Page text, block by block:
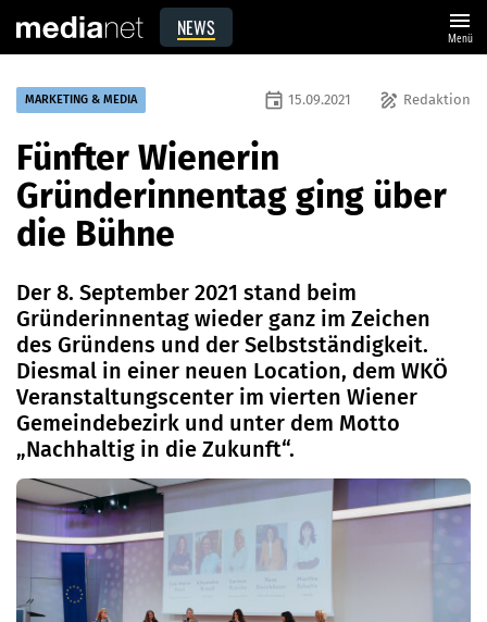
NEWS menu
Menü
MARKETING & MEDIA draw Redaktion
event 15.09.2021
Fünfter Wienerin
Gründerinnentag ging über
die Bühne
Der 8. September 2021 stand beim
Gründerinnentag wieder ganz im Zeichen
des Gründens und der Selbstständigkeit.
Diesmal in einer neuen Location, dem WKÖ
Veranstaltungscenter im vierten Wiener
Gemeindebezirk und unter dem Motto
„Nachhaltig in die Zukunft“.